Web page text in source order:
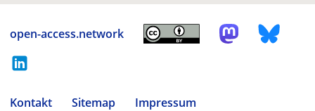
open-access.network
Kontakt Sitemap
Impressum